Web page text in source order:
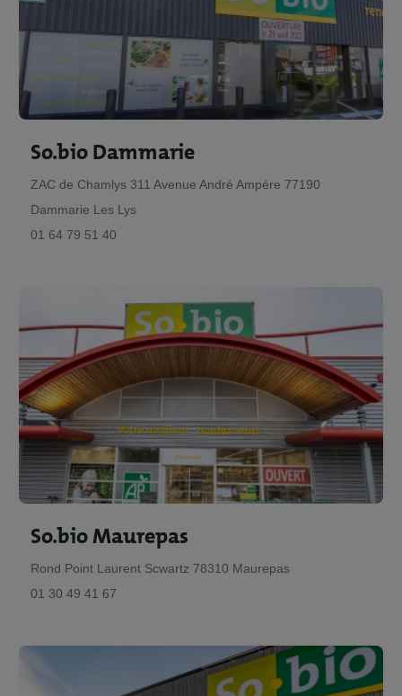
So.bio Dammarie
ZAC de Chamlys 311 Avenue André Ampère 77190
Dammarie Les Lys
01 64 79 51 40
So.bio Maurepas
Rond Point Laurent Scwartz 78310 Maurepas
01 30 49 41 67